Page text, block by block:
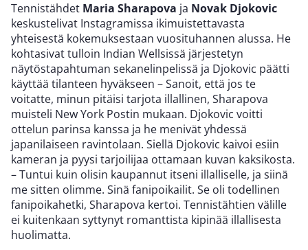
Tennistähdet Maria Sharapova ja Novak Djokovic
keskustelivat Instagramissa ikimuistettavasta
yhteisestä kokemuksestaan vuosituhannen alussa. He
kohtasivat tulloin Indian Wellsissä järjestetyn
näytöstapahtuman sekanelinpelissä ja Djokovic päätti
käyttää tilanteen hyväkseen – Sanoit, että jos te
voitatte, minun pitäisi tarjota illallinen, Sharapova
muisteli New York Postin mukaan. Djokovic voitti
ottelun parinsa kanssa ja he menivät yhdessä
japanilaiseen ravintolaan. Siellä Djokovic kaivoi esiin
kameran ja pyysi tarjoilijaa ottamaan kuvan kaksikosta.
– Tuntui kuin olisin kaupannut itseni illalliselle, ja siinä
me sitten olimme. Sinä fanipoikailit. Se oli todellinen
fanipoikahetki, Sharapova kertoi. Tennistähtien välille
ei kuitenkaan syttynyt romanttista kipinää illallisesta
huolimatta.